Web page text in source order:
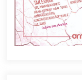
Hamaika
2021/06/30